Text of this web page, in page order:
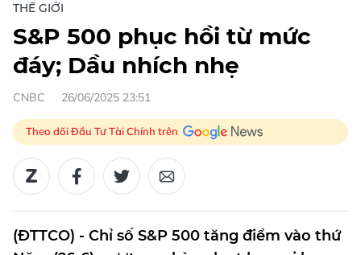
THẾ GIỚI
S&P 500 phục hồi từ mức
đáy; Dầu nhích nhẹ
CNBC 26/06/2025 23:51
Theo dõi Đầu Tư Tài Chính trên
(ĐTTCO) - Chỉ số S&P 500 tăng điểm vào thứ